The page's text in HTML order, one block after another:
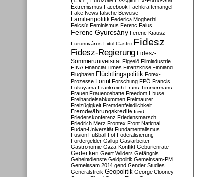
Extremismus Facebook Fachkräftemangel
Fake News falsche Beweise
Familienpolitik Federica Mogherini
Felcsút Feminismus Ferenc Falus
Ferenc Gyurcsány Ferenc Krausz
Ferencváros Fidel Castro Fidesz
Fidesz-Regierung Fidesz-
Sommeruniversität Figyelő Filmindustrie
FINA Financial Times Finanzkrise Finnland
Flughafen Flüchtlingspolitik Forex-
Prozesse Forint Forschung FPÖ Francis
Fukuyama Frankreich Frans Timmermans
Frauen Frauendebatte Freedom House
Freihandelsabkommen Freimaurer
Freizügigkeit Fremdenfeindlichkeit
Fremdwährungskredite fried
Friedenskonferenz Friedensmarsch
Friedrich Merz Frontex Front National
Fudan-Universität Fundamentalismus
Fusion Fußball Fót Föderalisierung
Fördergelder Gallup Gastarbeiter
Gastronomie Gaza-Konflikt Geburtenrate
Gedenken Geert Wilders Gefängnis
Geheimdienste Geldpolitik Gemeinsam-PM
Gemeinsam 2014 gend Gender Studies
Generalstreik Geopolitik George Clooney